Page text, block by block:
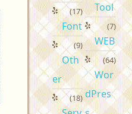
Font
(17)
Oth
er
(9)
(18)
Tool
WEB
(7)
Wor
dPres
(64)